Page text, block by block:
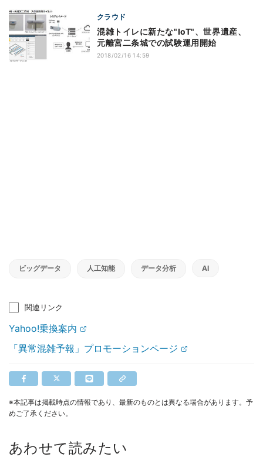
クラウド
混雑トイレに新たな"IoT"、世界遺産、
元離宮二条城での試験運用開始
2018/02/16 14:59
ビッグデータ 人工知能 データ分析 AI
関連リンク
Yahoo!乗換案内
「異常混雑予報」プロモーションページ
※本記事は掲載時点の情報であり、最新のものとは異なる場合があります。予
めご了承ください。
あわせて読みたい